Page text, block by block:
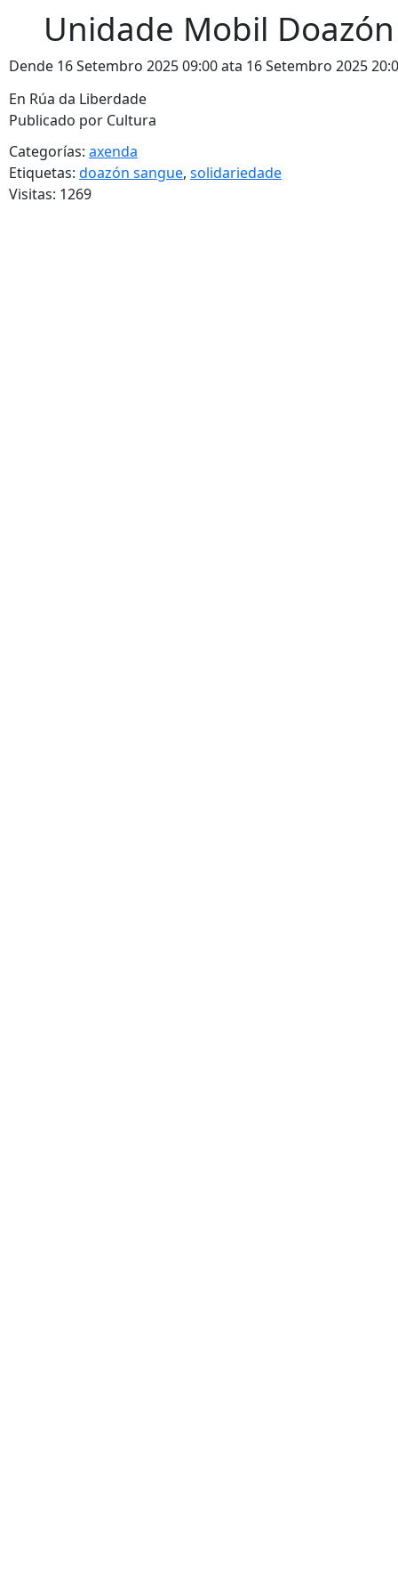
Unidade Mobil
Dende 16 Setembro 2025 09:00 ata 16 Setembro 2025
En Rúa da Liberdade
Publicado por Cultura
Categorías: axenda
Etiquetas: doazón sangue, solidariedade
Visitas: 1269